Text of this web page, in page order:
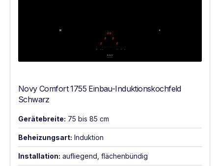
Novy Comfort 1755 Einbau-Induktionskochfeld
Schwarz
Gerätebreite: 75 bis 85 cm
Beheizungsart: Induktion
Installation: aufliegend, flächenbündig